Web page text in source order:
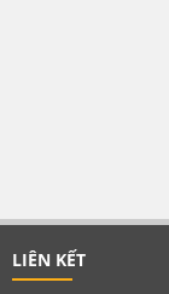
LIÊN KẾT